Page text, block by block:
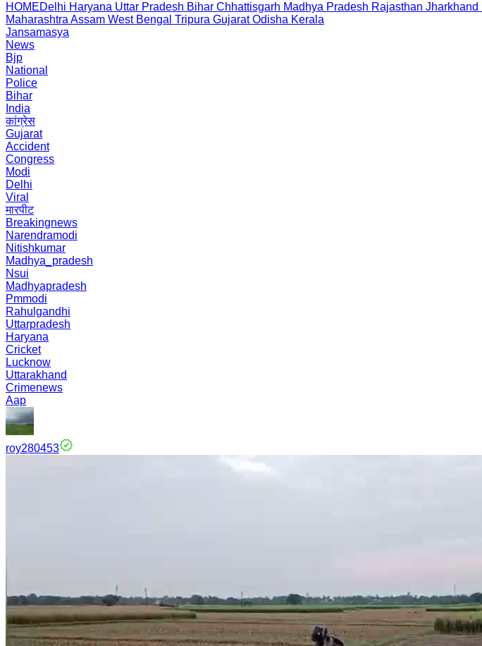
HOMEDelhi Haryana Uttar Pradesh Bihar Chhattisgarh Madhya Pradesh Rajasthan Jharkhand
Maharashtra Assam West Bengal Tripura Gujarat Odisha Kerala
Jansamasya
News
Bjp
National
Police
Bihar
India
कांग्रेस
Gujarat
Accident
Congress
Modi
Delhi
Viral
मारपीट
Breakingnews
Narendramodi
Nitishkumar
Madhya_pradesh
Nsui
Madhyapradesh
Pmmodi
Rahulgandhi
Uttarpradesh
Haryana
Cricket
Lucknow
Uttarakhand
Crimenews
Aap
roy280453